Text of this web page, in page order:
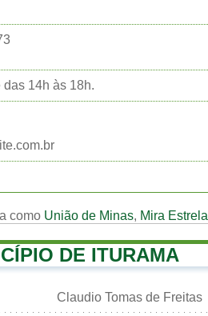
das 14h às 18h.
como União de Minas, Mira Estrela
DE ITURAMA
Claudio Tomas de Freitas